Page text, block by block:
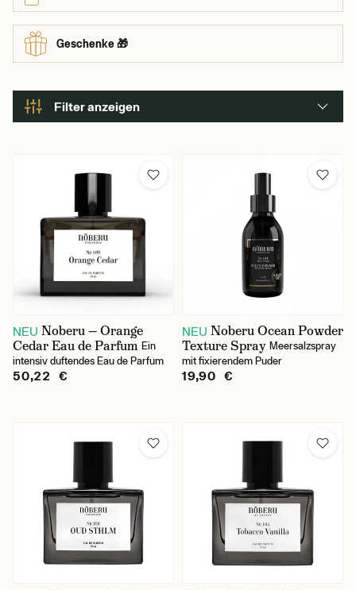
benutzt. Das tut er. Es muss nur seinen Bedürfnissen
entsprechen.
Geschenke 🎁
Filter anzeigen
NEU Noberu — Orange
Cedar Eau de Parfum Ein
intensiv duftendes Eau de Parfum
50,22 €
NEU Noberu Ocean Powder
Texture Spray Meersalzspray
mit fixierendem Puder
19,90 €